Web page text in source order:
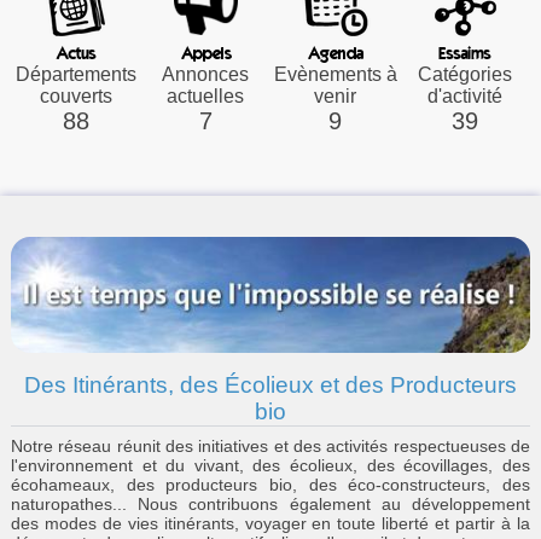
Départements
couverts
88
Annonces
actuelles
7
Evènements à
venir
9
Catégories
d'activité
39
Des Itinérants, des Écolieux et des Producteurs
bio
Notre réseau réunit des initiatives et des activités respectueuses de
l'environnement et du vivant, des écolieux, des écovillages, des
écohameaux, des producteurs bio, des éco-constructeurs, des
naturopathes... Nous contribuons également audéveloppement
des modes de vies itinérants, voyager en toute liberté et partir à la